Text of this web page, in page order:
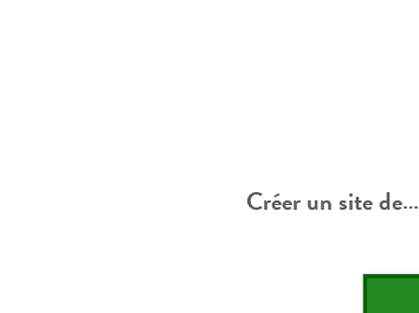
Créer un site de…